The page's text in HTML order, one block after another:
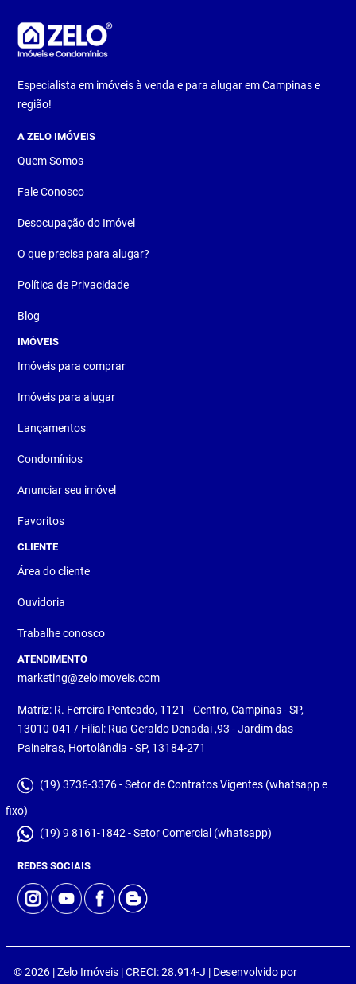
Especialista em imóveis à venda e para alugar em Campinas e
região!
A ZELO IMÓVEIS
Quem Somos
Fale Conosco
Desocupação do Imóvel
O que precisa para alugar?
Política de Privacidade
Blog
IMÓVEIS
Imóveis para comprar
Imóveis para alugar
Lançamentos
Condomínios
Anunciar seu imóvel
Favoritos
CLIENTE
Área do cliente
Ouvidoria
Trabalhe conosco
ATENDIMENTO
marketing@zeloimoveis.com
Matriz: R. Ferreira Penteado, 1121 - Centro, Campinas - SP,
13010-041 / Filial: Rua Geraldo Denadai ,93 - Jardim das
Paineiras, Hortolândia - SP, 13184-271
(19) 3736-3376 - Setor de Contratos Vigentes (whatsapp e
fixo)
(19) 9 8161-1842 - Setor Comercial (whatsapp)
REDES SOCIAIS
© 2026 | Zelo Imóveis | CRECI: 28.914-J | Desenvolvido por